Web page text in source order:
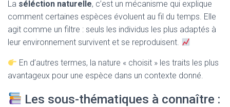
La séléction naturelle, c’est un mécanisme qui explique
comment certaines espèces évoluent au fil du temps. Elle
agit comme un filtre : seuls les individus les plus adaptés à
leur environnement survivent et se reproduisent.
En d’autres termes, la nature « choisit » les traits les plus
avantageux pour une espèce dans un contexte donné.
Les sous-thématiques à connaître :